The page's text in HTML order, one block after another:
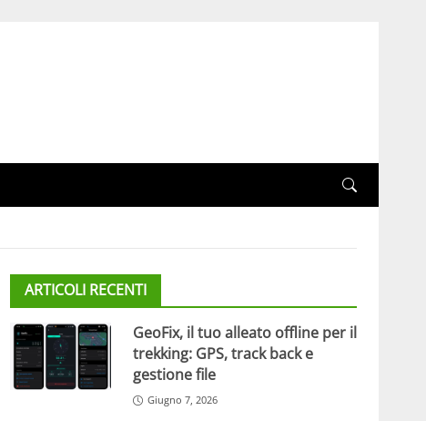
ARTICOLI RECENTI
GeoFix, il tuo alleato offline per il
trekking: GPS, track back e
gestione file
Giugno 7, 2026